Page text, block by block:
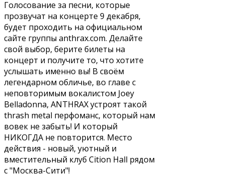
Голосование за песни, которые
прозвучат на концерте 9 декабря,
будет проходить на официальном
сайте группы anthrax.com. Делайте
свой выбор, берите билеты на
концерт и получите то, что хотите
услышать именно вы! В своём
легендарном обличье, во главе с
неповторимым вокалистом Joey
Belladonna, ANTHRAX устроят такой
thrash metal перфоманс, который нам
вовек не забыть! И который
НИКОГДА не повторится. Место
действия - новый, уютный и
вместительный клуб Cition Hall рядом
с "Москва-Сити"!